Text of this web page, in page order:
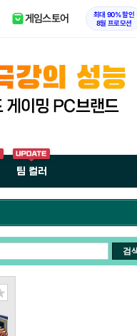
게임스토어
최대 90% 할인
8월 프로모션
팀 컬러
검